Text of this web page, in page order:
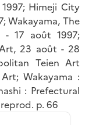
Himeji City
Wakayama, The
17 août 1997;
23 août - 28
Teien Art
Wakayama :
: Prefectural
p. 66